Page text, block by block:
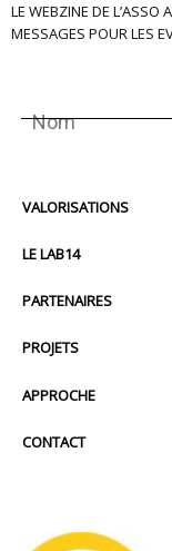
LE WEBZINE DE L’ASSO
MESSAGES POUR LES
VALORISATIONS
LE LAB14
PARTENAIRES
PROJETS
APPROCHE
CONTACT